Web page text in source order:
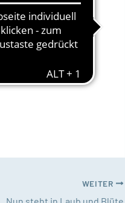
WEITER
Nun steht in Laub und Blüte